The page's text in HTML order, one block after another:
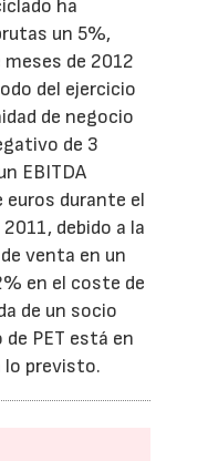
ha
un 5%,
de 2012
del ejercicio
de negocio
de 3
EBITDA
euros durante el
debido a la
venta en un
en el coste de
de un socio
PET está en
lo previsto.